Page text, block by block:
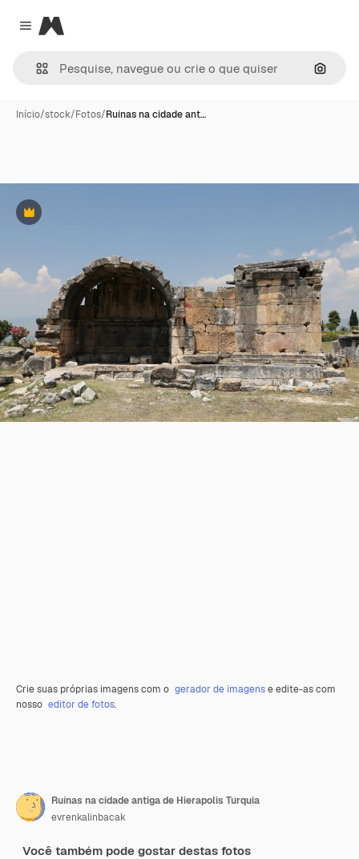
Close menu
Magnific
Início/stock/Fotos/Ruínas na cidade ant…
Premium
Crie suas próprias imagens com o gerador de imagense edite-as com
nosso editor de fotos.
Ruínas na cidade antiga de Hierapolis Turquia
evrenkalinbacak
Você também pode gostar destas fotos